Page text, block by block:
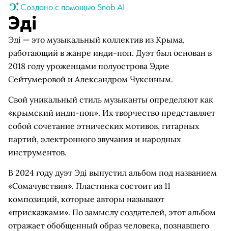
Создано с помощью Snob AI
Эдi
Эдi — это музыкальный коллектив из Крыма,
работающий в жанре инди-поп. Дуэт был основан в
2018 году уроженцами полуострова Эдие
Сейтумеровой и Александром Чуксиным.
Свой уникальный стиль музыканты определяют как
«крымский инди-поп». Их творчество представляет
собой сочетание этнических мотивов, гитарных
партий, электронного звучания и народных
инструментов.
В 2024 году дуэт Эдi выпустил альбом под названием
«Сомачувствия». Пластинка состоит из 11
композиций, которые авторы называют
«присказками». По замыслу создателей, этот альбом
отражает обобщенный образ человека, познавшего